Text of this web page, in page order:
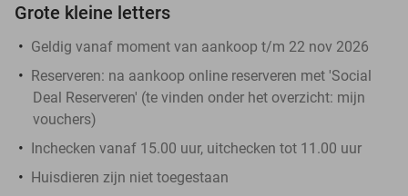
Grote kleine letters
Geldig vanaf moment van aankoop t/m 22 nov 2026
Reserveren: na aankoop online reserveren met 'Social
Deal Reserveren' (te vinden onder het overzicht: mijn
vouchers)
Inchecken vanaf 15.00 uur, uitchecken tot 11.00 uur
Huisdieren zijn niet toegestaan